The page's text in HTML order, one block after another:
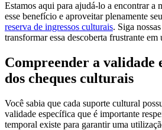
Estamos aqui para ajudá-lo a encontrar a
esse benefício e aproveitar plenamente
reserva de ingressos culturais. Siga
transformar essa descoberta frustrante
Compreender a validade
dos cheques culturais
Você sabia que cada suporte cultural
validade específica que é importante
temporal existe para garantir uma